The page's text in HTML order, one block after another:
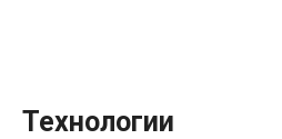
Технологии